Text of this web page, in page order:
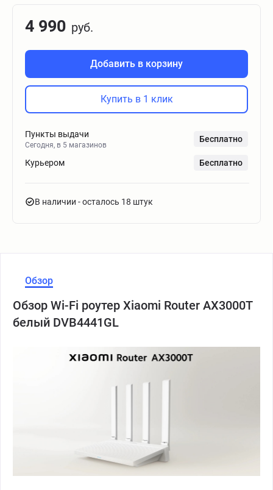
4 990 руб.
Добавить в корзину
Купить в 1 клик
Пункты выдачи
Сегодня, в 5 магазинов
Бесплатно
Курьером Бесплатно
В наличии - осталось 18 штук
Обзор
Обзор Wi-Fi роутер Xiaomi Router AX3000T
белый DVB4441GL